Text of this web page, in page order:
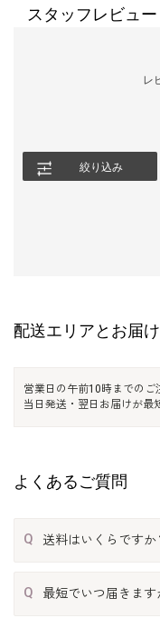
スタッフレビュー
レ
絞り込み
配送エリアとお届
営業日の午前10時までのご
当日発送・翌日お届けが最
よくあるご質問
Q 送料はいくらですか
Q 最短でいつ届きます